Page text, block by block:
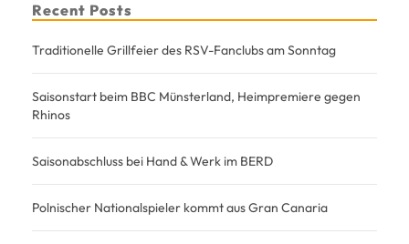
Recent Posts
Traditionelle Grillfeier des RSV-Fanclubs am Sonntag
Saisonstart beim BBC Münsterland, Heimpremiere gegen
Rhinos
Saisonabschluss bei Hand & Werk im BERD
Polnischer Nationalspieler kommt aus Gran Canaria